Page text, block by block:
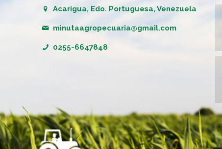
Acarigua, Edo. Portuguesa, Venezuela
minutaagropecuaria@gmail.com
0255-6647848